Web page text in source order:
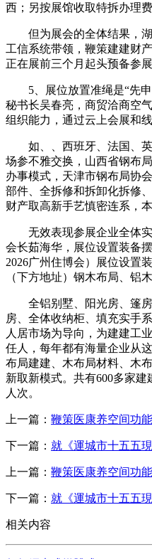
西；另按展馆收取特拆办理
但为展会的全体结果，湖
工信系统带领，鞭策建建财
正在展前三个月起头预备参展
5、展位放置准绳是“先申
秘书长吴春亮，商贸洽商空
组织能力，通过云上会展和
如、、西班牙、法国、英
场参不雅交换，山西省钢布
办事模式，天津市钢布局协
部件、全拆修和拆卸化拆修
财产取高新手艺慎密连系，
无效表现参展企业全体实
会长茹海华，展位设置装备
2026广州住博会）展位设置
（下方地址）钢木布局、铝
全铝别墅、阳光房、篷房
房、全体收纳柜、填充实手
人居市场为导向，为建建工
任人，每年都有海量企业从
布局建建、木布局材料、木
新取新模式。共有600多家
人次。
上一篇： 鞭策医康养空间功
下一篇： 就《運城市十五五
上一篇： 鞭策医康养空间功
下一篇： 就《運城市十五五
相关内容